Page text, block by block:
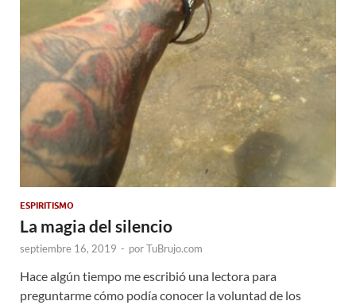
ESPIRITISMO
La magia del silencio
septiembre 16, 2019 - porTuBrujo.com
Hace algún tiempo me escribió una lectora para
preguntarme cómo podía conocer la voluntad de los